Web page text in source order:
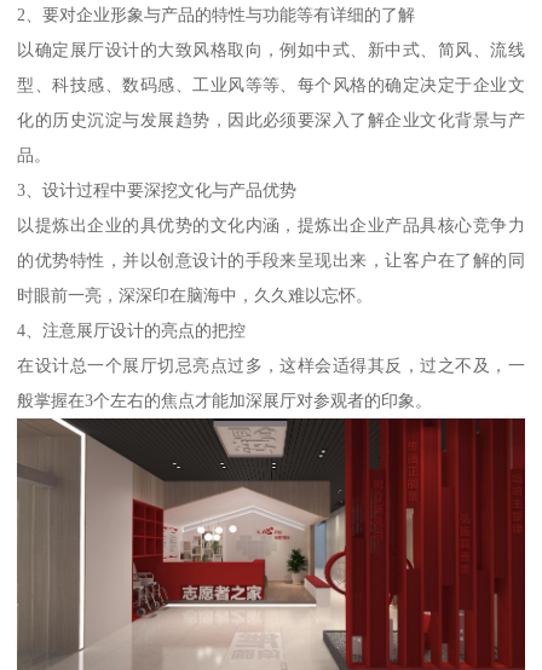
2、要对企业形象与产品的特性与功能等有详细的了解
以确定展厅设计的大致风格取向，例如中式、新中式、简风、流线
型、科技感、数码感、工业风等等、每个风格的确定决定于企业文
化的历史沉淀与发展趋势，因此必须要深入了解企业文化背景与产
品。
3、设计过程中要深挖文化与产品优势
以提炼出企业的具优势的文化内涵，提炼出企业产品具核心竞争力
的优势特性，并以创意设计的手段来呈现出来，让客户在了解的同
时眼前一亮，深深印在脑海中，久久难以忘怀。
4、注意展厅设计的亮点的把控
在设计总一个展厅切忌亮点过多，这样会适得其反，过之不及，一
般掌握在3个左右的焦点才能加深展厅对参观者的印象。